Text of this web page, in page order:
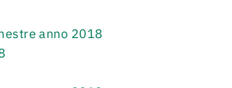
anno 2018